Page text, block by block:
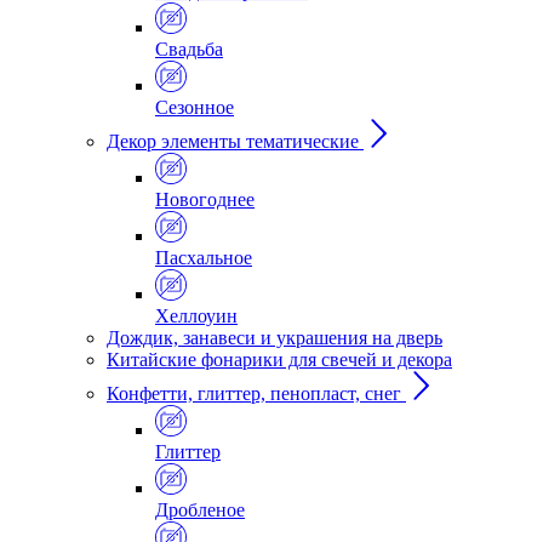
Свадьба
Сезонное
Декор элементы тематические
Новогоднее
Пасхальное
Хеллоуин
Дождик, занавеси и украшения на дверь
Китайские фонарики для свечей и декора
Конфетти, глиттер, пенопласт, снег
Глиттер
Дробленое